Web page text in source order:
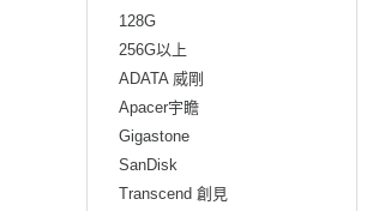
128G
256G以上
ADATA 威剛
Apacer宇瞻
Gigastone
SanDisk
Transcend 創見